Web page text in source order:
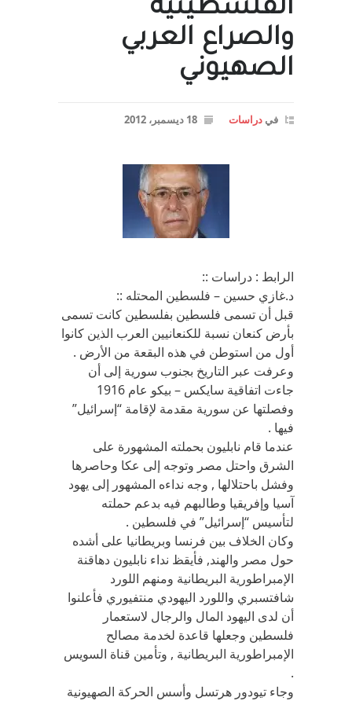
الفلسطينيه
والصراع العربي
الصهيوني
في دراسات 18 ديسمبر، 2012
الرابط : دراسات ::
د.غازي حسين – فلسطين المحتله ::
قبل أن تسمى فلسطين بفلسطين كانت تسمى
بأرض كنعان نسبة للكنعانيين العرب الذين كانوا
أول من استوطن في هذه البقعة من الأرض .
وعرفت عبر التاريخ بجنوب سورية إلى أن
جاءت اتفاقية سايكس – بيكو عام 1916
وفصلتها عن سورية مقدمة لإقامة “إسرائيل”
فيها .
عندما قام نابليون بحملته المشهورة على
الشرق واحتل مصر وتوجه إلى عكا وحاصرها
وفشل باحتلالها , وجه نداءه المشهور إلى يهود
آسيا وإفريقيا وطالبهم فيه بدعم حملته
لتأسيس “إسرائيل” في فلسطين .
وكان الخلاف بين فرنسا وبريطانيا على أشده
حول مصر والهند, فأيقظ نداء نابليون دهاقنة
الإمبراطورية البريطانية ومنهم اللورد
شافتسبري واللورد اليهودي منتفيوري فأعلنوا
أن لدى اليهود المال والرجال لاستعمار
فلسطين وجعلها قاعدة لخدمة مصالح
الإمبراطورية البريطانية , وتأمين قناة السويس
.
وجاء تيودور هرتسل وأسس الحركة الصهيونية